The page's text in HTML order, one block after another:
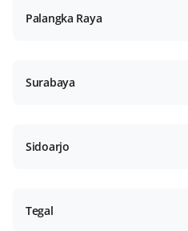
Palangka Raya
Surabaya
Sidoarjo
Tegal